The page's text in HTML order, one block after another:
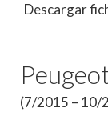
Descargar
(7/2015 – 10/